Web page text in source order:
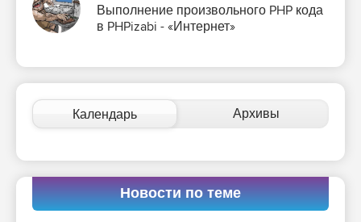
Выполнение произвольного PHP кода
в PHPizabi - «Интернет»
Календарь Архивы
Новости по теме